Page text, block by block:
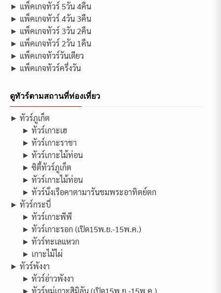
► แพ็คเกจทัวร์ 5วัน 4คืน
► แพ็คเกจทัวร์ 4วัน 3คืน
► แพ็คเกจทัวร์ 3วัน 2คืน
► แพ็คเกจทัวร์ 2วัน 1คืน
► แพ็คเกจทัวร์วันเดียว
► แพ็คเกจทัวร์ครึ่งวัน
ดูทัวร์ตามสถานที่ท่องเที่ยว
► ทัวร์ภูเก็ต
► ทัวร์เกาะเฮ
► ทัวร์เกาะราชา
► ทัวร์เกาะไม้ท่อน
► ซิตี้ทัวร์ภูเก็ต
► ทัวร์เกาะไม้ท่อน
► ทัวร์นั่งเรือคาตามารันชมพระอาทิตย์ตก
► ทัวร์กระบี่
► ทัวร์เกาะพีพี
► ทัวร์เกาะรอก (เปิด15พ.ย.-15พ.ค.)
► ทัวร์ทะเลแหวก
► เกาะไม้ไผ่
► ทัวร์พังงา
► ทัวร์อ่าวพังงา
► ทัวร์หมู่เกาะสิมิลัน (เปิด15พ.ย.-15พ.ค.)